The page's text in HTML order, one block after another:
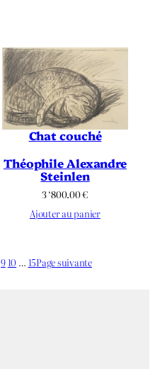
Chat couché
Théophile Alexandre
Steinlen
3 ‘800.00€
Ajouter au panier
910 … 15Page suivante